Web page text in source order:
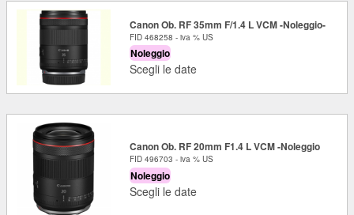
Canon Ob. RF 35mm F/1.4 L VCM -Noleggio-
FID 468258 - iva % US
Noleggio
Scegli le date
Canon Ob. RF 20mm F1.4 L VCM -Noleggio
FID 496703 - iva % US
Noleggio
Scegli le date